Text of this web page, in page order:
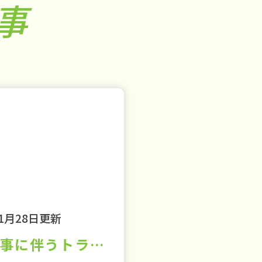
28日更新
解体工事に伴うトラブルとは⑤